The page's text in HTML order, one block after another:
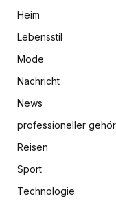
Heim
Lebensstil
Mode
Nachricht
News
professioneller
Reisen
Sport
Technologie